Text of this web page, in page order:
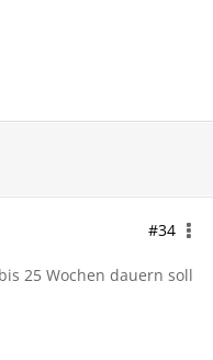
#34
25 Wochen dauern soll